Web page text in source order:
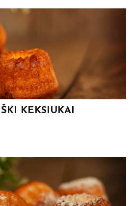
KEKSIUKAI